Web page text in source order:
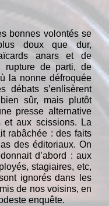
bonnes volontés se
doux que dur,
anars et de
rupture de parti, de
la nonne défroquée
débats s’enlisèrent
sûr, mais plutôt
presse alternative
et aux scissions. La
rabâchée : des faits
des éditoriaux. On
d’abord : aux
stagiaires, etc,
ignorés dans les
de nos voisins, en
enquête.